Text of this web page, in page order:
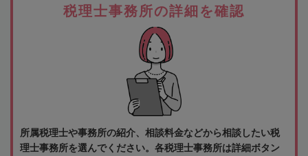
税理士事務所の詳細を確認
所属税理士や事務所の紹介、相談料金などから相談したい税
理士事務所を選んでください。各税理士事務所は詳細ボタン